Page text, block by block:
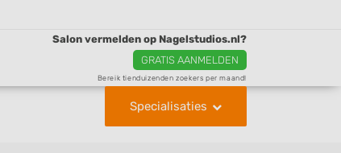
Salon vermelden op Nagelstudios.nl?
GRATIS AANMELDEN
Bereik tienduizenden zoekers per maand!
Specialisaties